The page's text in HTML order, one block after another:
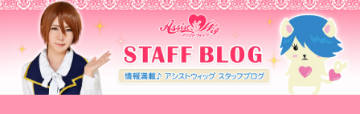
アシストウィッグ STAFF
BLOG